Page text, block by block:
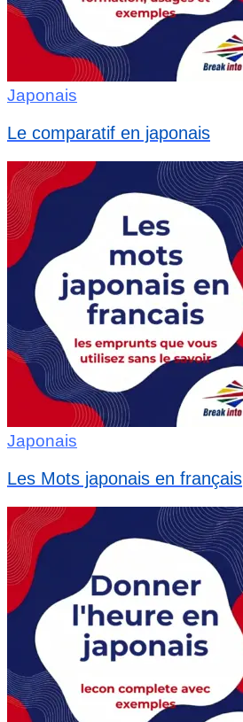
Japonais
Le comparatif en japonais
Japonais
Les Mots japonais en français